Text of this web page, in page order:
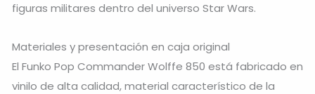
figuras militares dentro del universo Star Wars.
Materiales y presentación en caja original
El Funko Pop Commander Wolffe 850 está fabricado en
vinilo de alta calidad, material característico de la